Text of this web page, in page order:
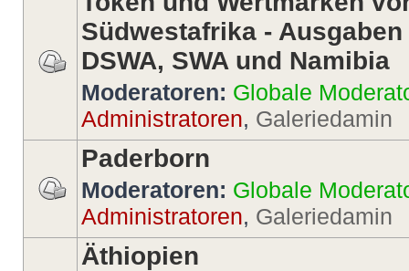
Südwestafrika -
DSWA, SWA und Namibia
Moderatoren: Globale
Administratoren, Galeriedamin
Paderborn
Moderatoren: Globale
Administratoren, Galeriedamin
Äthiopien